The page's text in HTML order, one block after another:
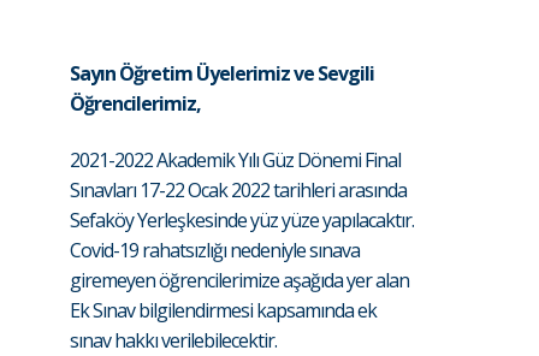
Sayın Öğretim Üyelerimiz ve Sevgili
Öğrencilerimiz,
2021-2022 Akademik Yılı Güz Dönemi Final
Sınavları 17-22 Ocak 2022 tarihleri arasında
Sefaköy Yerleşkesinde yüz yüze yapılacaktır.
Covid-19 rahatsızlığı nedeniyle sınava
giremeyen öğrencilerimize aşağıda yer alan
Ek Sınav bilgilendirmesi kapsamında ek
sınav hakkı verilebilecektir.